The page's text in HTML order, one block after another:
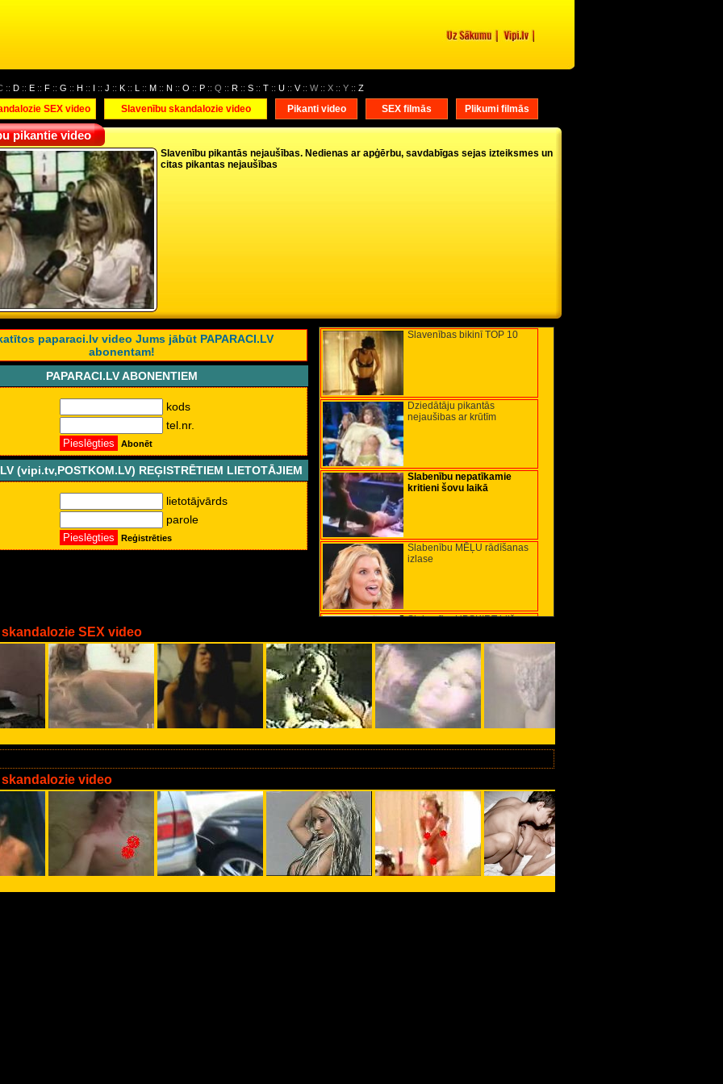
:: D :: E :: F :: G :: H :: I :: J :: K :: L :: M :: N :: O :: P :: Q :: R :: S :: T :: U :: V:: W :: X :: Y :: Z
SEX video Slavenību skandalozie video Pikanti video SEX filmās Plikumi filmās
pikantie video
Slavenību pikantās nejaušības. Nedienas ar apģērbu, savdabīgas sejas izteiksmes un
citas pikantas nejaušības
paparaci.lv video Jums jābūt PAPARACI.LV
abonentam!
PAPARACI.LV ABONENTIEM
kods
tel.nr.
Abonēt
(vipi.tv,POSTKOM.LV) REĢISTRĒTIEM LIETOTĀJIEM
lietotājvārds
parole
Reģistrēties
Slavenības bikinī TOP 10
Dziedātāju pikantās
nejaušibas ar krūtīm
Slabenību nepatīkamie
kritieni šovu laikā
Slabenību MĒĻU rādīšanas
izlase
Slabenību UPSKIRT bilžu
Slabenību Niplslip kolekcija
MTV speciālizlaidumā
SEX video
video